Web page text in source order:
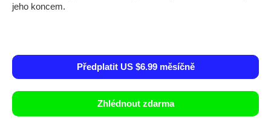
jeho koncem.
Předplatit US $6.99 měsíčně
Zhlédnout zdarma